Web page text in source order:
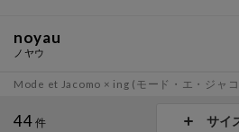
noyau
ノヤウ
Mode et Jacomo × ing (モード・エ・ジャコ
44 件 サイ